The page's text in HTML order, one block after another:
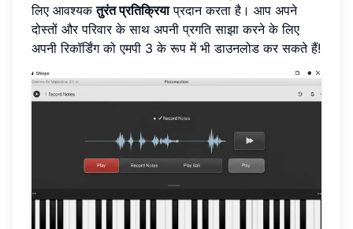
लिए आवश्यकतुरंत प्रतिक्रियाप्रदान करता है। आप अपने
दोस्तों और परिवार के साथ अपनी प्रगति साझा करने के लिए
अपनी रिकॉर्डिंग को एमपी 3 के रूप में भी डाउनलोड कर सकते हैं!